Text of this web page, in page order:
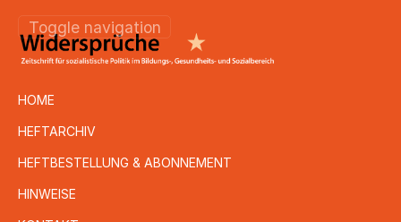
Toggle navigation
HOME
HEFTARCHIV
HEFTBESTELLUNG & ABONNEMENT
HINWEISE